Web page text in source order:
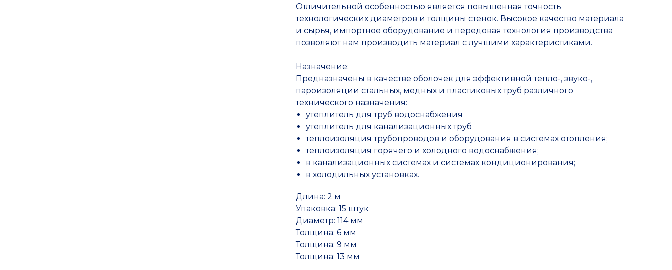
Отличительной особенностью является повышенная точность
технологических диаметров и толщины стенок. Высокое качество материала
и сырья, импортное оборудование и передовая технология производства
позволяют нам производить материал с лучшими характеристиками.
Назначение:
Предназначены в качестве оболочек для эффективной тепло-, звуко-,
пароизоляции стальных, медных и пластиковых труб различного
технического назначения:
утеплитель для труб водоснабжения
утеплитель для канализационных труб
теплоизоляция трубопроводов и оборудования в системах отопления;
теплоизоляция горячего и холодного водоснабжения;
в канализационных системах и системах кондиционирования;
в холодильных установках.
Длина: 2 м
Упаковка: 15 штук
Диаметр: 114 мм
Толщина: 6 мм
Толщина: 9 мм
Толщина: 13 мм